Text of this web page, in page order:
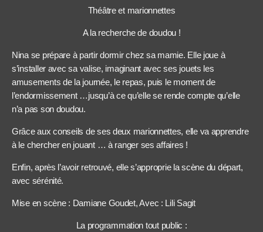
Théâtre et marionnettes
A la recherche de doudou !
Nina se prépare à partir dormir chez sa mamie. Elle joue à
s’installer avec sa valise, imaginant avec ses jouets les
amusements de la journée, le repas, puis le moment de
l’endormissement …jusqu’à ce qu’elle se rende compte qu’elle
n’a pas son doudou.
Grâce aux conseils de ses deux marionnettes, elle va apprendre
à le chercher en jouant … à ranger ses affaires !
Enfin, après l’avoir retrouvé, elle s’approprie la scène du départ,
avec sérénité.
Mise en scène : Damiane Goudet, Avec : Lili Sagit
La programmation tout public :